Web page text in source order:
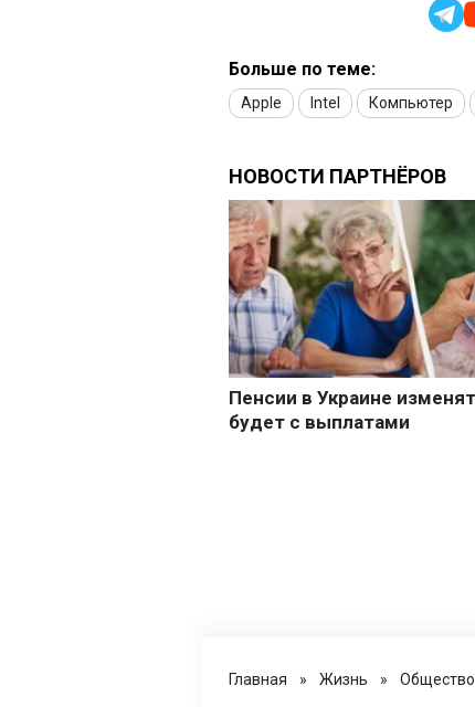
Больше по теме:
Apple Intel Компьютер
Главная » Жизнь » Общество